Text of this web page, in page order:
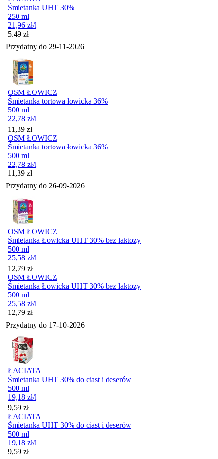
Śmietanka UHT 30%
250 ml
21,96 zł/l
Cena
5,49 zł
Przydatny do 29-11-2026
OSM ŁOWICZ
Śmietanka tortowa łowicka 36%
500 ml
22,78 zł/l
Cena
11,39 zł
OSM ŁOWICZ
Śmietanka tortowa łowicka 36%
500 ml
22,78 zł/l
Cena
11,39 zł
Przydatny do 26-09-2026
OSM ŁOWICZ
Śmietanka Łowicka UHT 30% bez laktozy
500 ml
25,58 zł/l
Cena
12,79 zł
OSM ŁOWICZ
Śmietanka Łowicka UHT 30% bez laktozy
500 ml
25,58 zł/l
Cena
12,79 zł
Przydatny do 17-10-2026
ŁACIATA
Śmietanka UHT 30% do ciast i deserów
500 ml
19,18 zł/l
Cena
9,59 zł
ŁACIATA
Śmietanka UHT 30% do ciast i deserów
500 ml
19,18 zł/l
Cena
9,59 zł